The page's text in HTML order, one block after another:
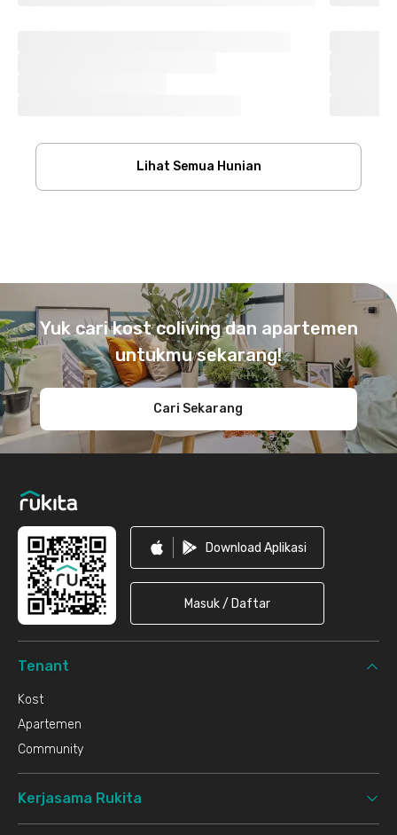
Lihat Semua Hunian
Yuk cari kost coliving dan apartemen
untukmu sekarang!
Cari Sekarang
Download Aplikasi
Masuk / Daftar
Tenant
Kost
Apartemen
Community
Kerjasama Rukita